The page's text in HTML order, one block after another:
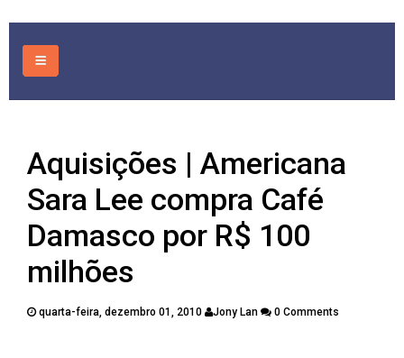
CONSULTORIA
ASSUNTOS
PUBLICAÇÕES
Aquisições | Americana
Sara Lee compra Café
Damasco por R$ 100
milhões
quarta-feira, dezembro 01, 2010 Jony Lan 0 Comments